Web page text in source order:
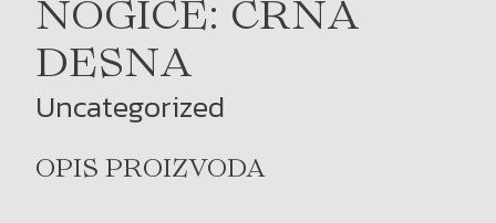
NOGICE: CRNA
DESNA
Uncategorized
OPIS PROIZVODA